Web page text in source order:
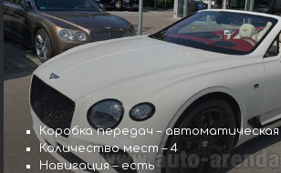
Коробка передач – автоматическая
Количество мест – 4
Навигация – есть